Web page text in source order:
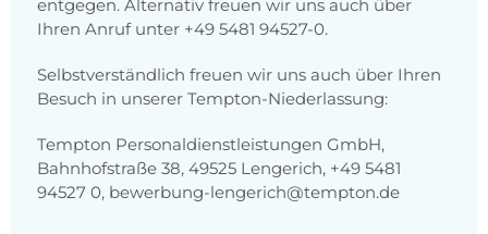
entgegen. Alternativ freuen wir uns auch über
Ihren Anruf unter +49 5481 94527-0.
Selbstverständlich freuen wir uns auch über Ihren
Besuch in unserer Tempton-Niederlassung:
Tempton Personaldienstleistungen GmbH,
Bahnhofstraße 38, 49525 Lengerich, +49 5481
94527 0, bewerbung-lengerich@tempton.de